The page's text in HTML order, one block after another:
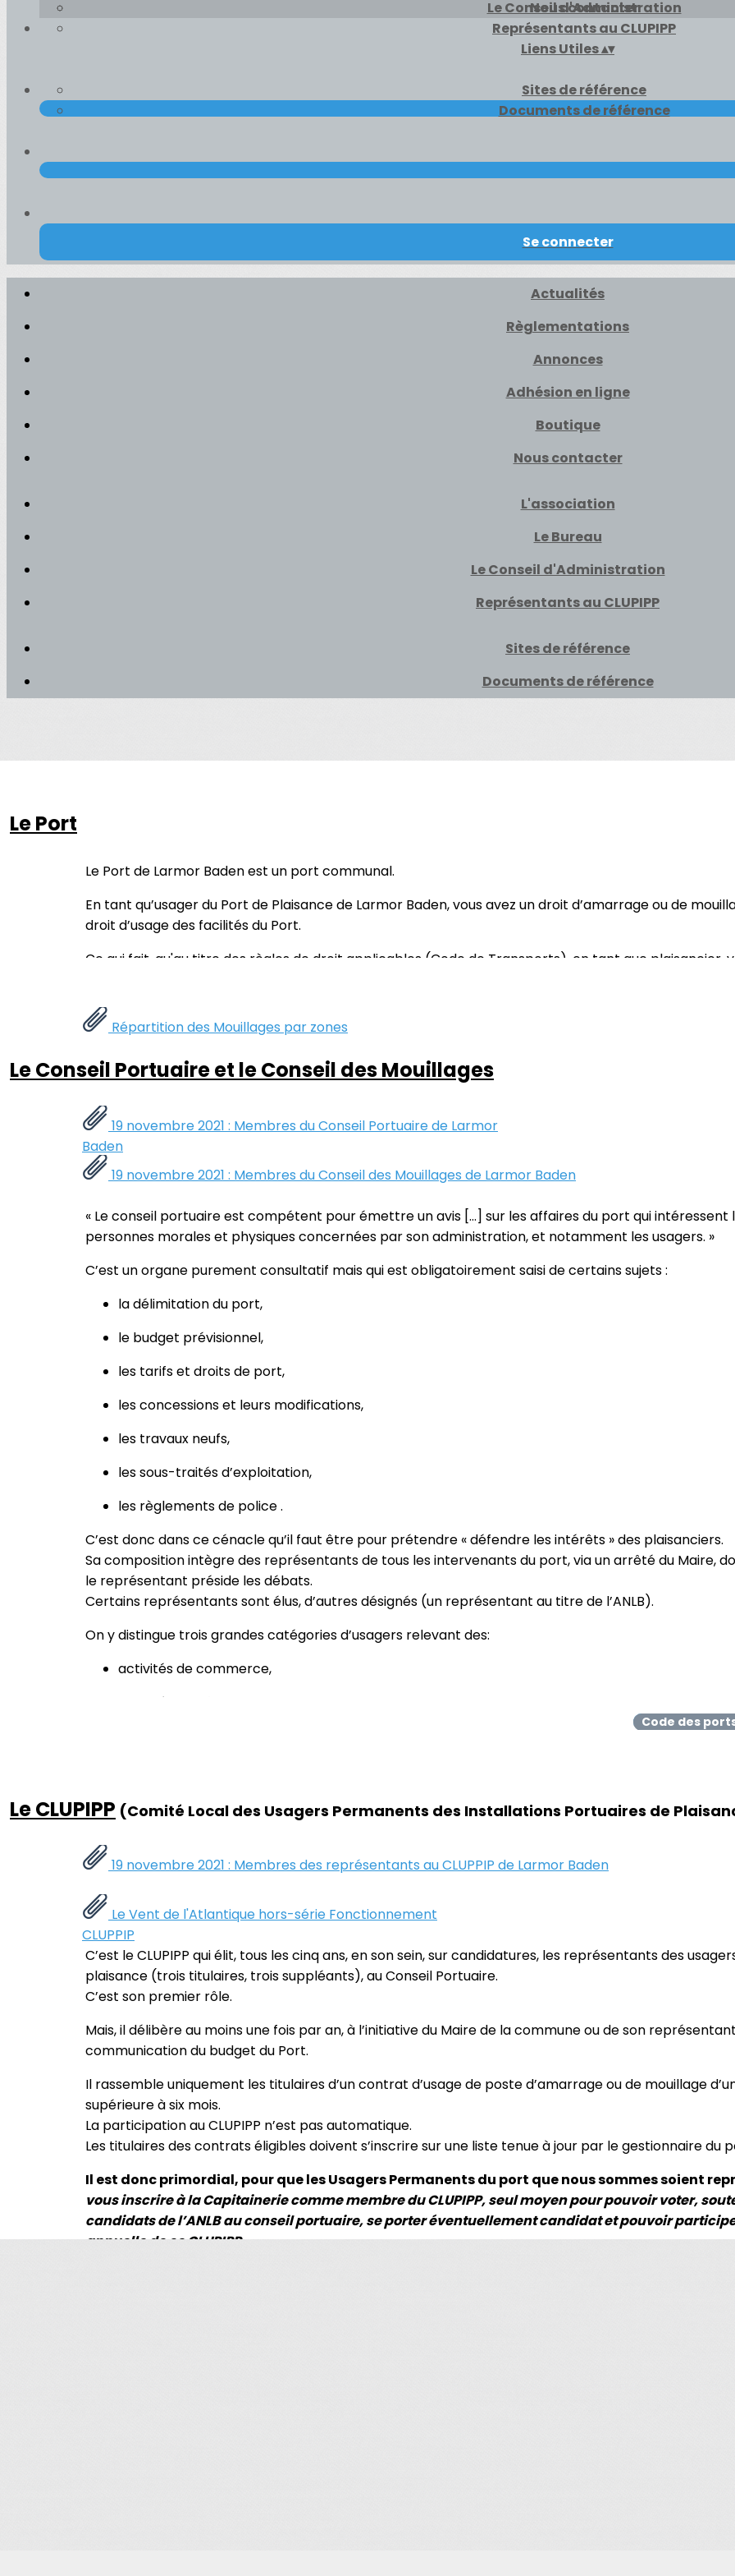
Nous contacter
Le Conseil d'Administration
Représentants au CLUPIPP
Liens Utiles▴▾
Sites de référence
Documents de référence
Se connecter
Actualités
Règlementations
Annonces
Adhésion en ligne
Boutique
Nous contacter
L'association
Le Bureau
Le Conseil d'Administration
Représentants au CLUPIPP
Sites de référence
Documents de référence
Le Port
Le Port de Larmor Baden est un port communal.
En tant qu’usager du Port de Plaisance de Larmor Baden, vous avez un droit d’amarrage ou de
droit d’usage des facilités du Port.
Ce qui fait, qu'au titre des règles de droit applicables (Code de Transports), en tant que plaisancier,
Répartition des Mouillages par zones
Le Conseil Portuaire et le Conseil des Mouillages
19 novembre 2021 : Membres du Conseil Portuaire de Larmor
Baden
19 novembre 2021 : Membres du Conseil des Mouillages de Larmor Baden
« Le conseil portuaire est compétent pour émettre un avis […] sur les affaires du port qui intéressent
personnes morales et physiques concernées par son administration, et notamment les usagers. »
C’est un organe purement consultatif mais qui est obligatoirement saisi de certains sujets :
la délimitation du port,
le budget prévisionnel,
les tarifs et droits de port,
les concessions et leurs modifications,
les travaux neufs,
les sous-traités d’exploitation,
les règlements de police .
C’est donc dans ce cénacle qu’il faut être pour prétendre « défendre les intérêts » des plaisanciers.
Sa composition intègre des représentants de tous les intervenants du port, via un arrêté du Maire,
le représentant préside les débats.
Certains représentants sont élus, d’autres désignés (un représentant au titre de l’ANLB).
On y distingue trois grandes catégories d’usagers relevant des:
activités de commerce,
activités de pêche,
Mais vous, usager, n’avez pas accès directement au Conseil Portuaire.
Code des
Le CLUPIPP (Comité Local des Usagers Permanents des Installations Portuaires de P
19 novembre 2021 : Membres des représentants au CLUPPIP de Larmor Baden
Le Vent de l'Atlantique hors-série Fonctionnement
CLUPPIP
C’est le CLUPIPP qui élit, tous les cinq ans, en son sein, sur candidatures, les représentants des
plaisance (trois titulaires, trois suppléants), au Conseil Portuaire.
C’est son premier rôle.
Mais, il délibère au moins une fois par an, à l’initiative du Maire de la commune ou de son
communication du budget du Port.
Il rassemble uniquement les titulaires d’un contrat d’usage de poste d’amarrage ou de mouillage
supérieure à six mois.
La participation au CLUPIPP n’est pas automatique.
Les titulaires des contrats éligibles doivent s’inscrire sur une liste tenue à jour par le gestionnaire du
Il est donc primordial, pour que les Usagers Permanents du port que nous sommes soient
vous inscrire à la Capitainerie comme membre du CLUPIPP,seul moyen pour pouvoir voter,
candidats de l’ANLB au conseil portuaire, se porter éventuellement candidat et pouvoir
annuelle de ce CLUPIPP.